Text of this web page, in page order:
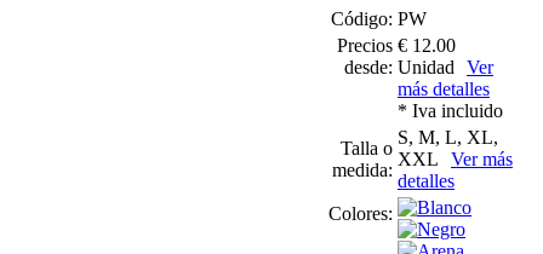
Código: PW
Precios
desde:
€ 12.00
Unidad
Ver
más detalles
* Iva incluido
Talla o
medida:
S, M, L, XL,
XXL
Ver más
detalles
Colores: